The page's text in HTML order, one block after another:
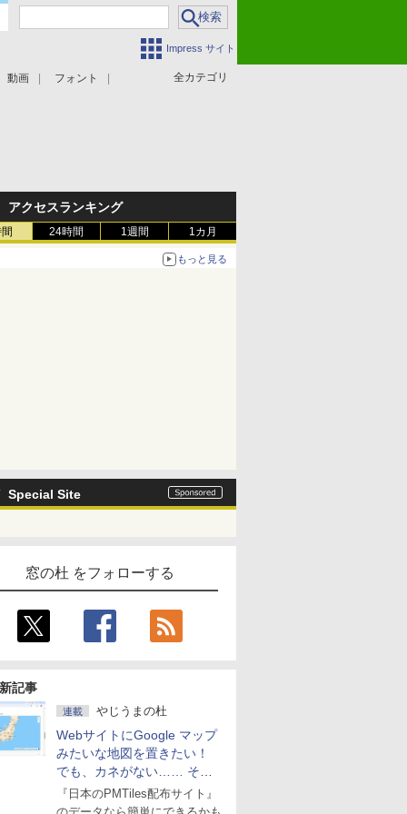
Impress サイト
全カテゴリ
動画 フォント
アクセスランキング
24時間 1週間 1カ月
もっと見る
Special Site
窓の杜 をフォローする
記事
連載 やじうまの杜
WebサイトにGoogle マップ
みたいな地図を置きたい！
でも、カネがない…… そん
な人に朗報！
『日本のPMTiles配布サイト』